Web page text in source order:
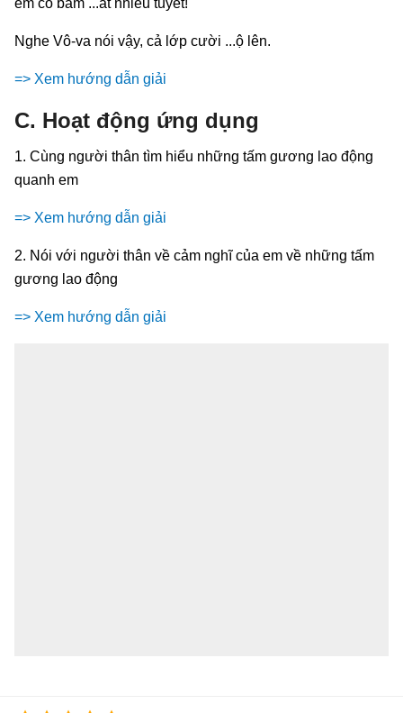
Nghe Vô-va nói vậy, cả lớp cười ...ộ lên.
=> Xem hướng dẫn giải
C. Hoạt động ứng dụng
1. Cùng người thân tìm hiểu những tấm gương lao động
quanh em
=> Xem hướng dẫn giải
2. Nói với người thân về cảm nghĩ của em về những tấm
gương lao động
=> Xem hướng dẫn giải